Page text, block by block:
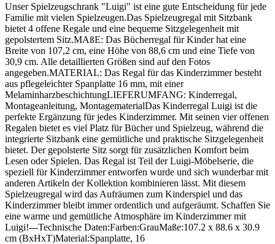
Unser Spielzeugschrank "Luigi" ist eine gute Entscheidung für jede
Familie mit vielen Spielzeugen.Das Spielzeugregal mit Sitzbank
bietet 4 offene Regale und eine bequeme Sitzgelegenheit mit
gepolstertem Sitz.MAßE: Das Bücherregal für Kinder hat eine
Breite von 107,2 cm, eine Höhe von 88,6 cm und eine Tiefe von
30,9 cm. Alle detaillierten Größen sind auf den Fotos
angegeben.MATERIAL: Das Regal für das Kinderzimmer besteht
aus pflegeleichter Spanplatte 16 mm, mit einer
MelaminharzbeschichtungLIEFERUMFANG: Kinderregal,
Montageanleitung, MontagematerialDas Kinderregal Luigi ist die
perfekte Ergänzung für jedes Kinderzimmer. Mit seinen vier offenen
Regalen bietet es viel Platz für Bücher und Spielzeug, während die
integrierte Sitzbank eine gemütliche und praktische Sitzgelegenheit
bietet. Der gepolsterte Sitz sorgt für zusätzlichen Komfort beim
Lesen oder Spielen. Das Regal ist Teil der Luigi-Möbelserie, die
speziell für Kinderzimmer entworfen wurde und sich wunderbar mit
anderen Artikeln der Kollektion kombinieren lässt. Mit diesem
Spielzeugregal wird das Aufräumen zum Kinderspiel und das
Kinderzimmer bleibt immer ordentlich und aufgeräumt. Schaffen Sie
eine warme und gemütliche Atmosphäre im Kinderzimmer mit
Luigi!---Technische Daten:Farben:GrauMaße:107.2 x 88.6 x 30.9
cm (BxHxT)Material:Spanplatte, 16